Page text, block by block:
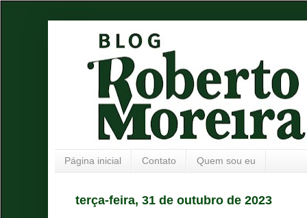
Página inicial Contato Quem sou eu
terça-feira, 31 de outubro de 2023